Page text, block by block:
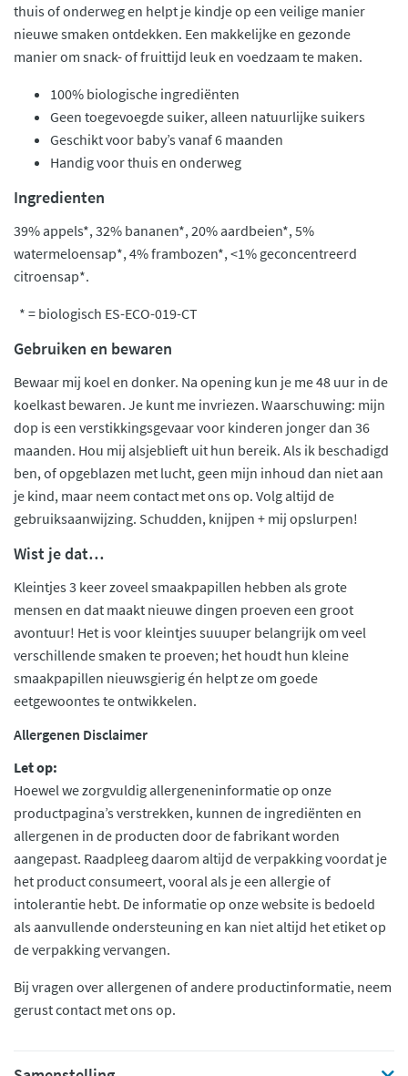
thuis of onderweg en helpt je kindje op een veilige manier
nieuwe smaken ontdekken. Een makkelijke en gezonde
manier om snack- of fruittijd leuk en voedzaam te maken.
100% biologische ingrediënten
Geen toegevoegde suiker, alleen natuurlijke suikers
Geschikt voor baby’s vanaf 6 maanden
Handig voor thuis en onderweg
Ingredienten
39% appels*, 32% bananen*, 20% aardbeien*, 5%
watermeloensap*, 4% frambozen*, <1% geconcentreerd
citroensap*.
* = biologisch ES-ECO-019-CT
Gebruiken en bewaren
Bewaar mij koel en donker. Na opening kun je me 48 uur in de
koelkast bewaren. Je kunt me invriezen. Waarschuwing: mijn
dop is een verstikkingsgevaar voor kinderen jonger dan 36
maanden. Hou mij alsjeblieft uit hun bereik. Als ik beschadigd
ben, of opgeblazen met lucht, geen mijn inhoud dan niet aan
je kind, maar neem contact met ons op. Volg altijd de
gebruiksaanwijzing. Schudden, knijpen + mij opslurpen!
Wist je dat…
Kleintjes 3 keer zoveel smaakpapillen hebben als grote
mensen en dat maakt nieuwe dingen proeven een groot
avontuur! Het is voor kleintjes suuuper belangrijk om veel
verschillende smaken te proeven; het houdt hun kleine
smaakpapillen nieuwsgierig én helpt ze om goede
eetgewoontes te ontwikkelen.
Allergenen Disclaimer
Let op:
Hoewel we zorgvuldig allergeneninformatie op onze
productpagina’s verstrekken, kunnen de ingrediënten en
allergenen in de producten door de fabrikant worden
aangepast. Raadpleeg daarom altijd de verpakking voordat je
het product consumeert, vooral als je een allergie of
intolerantie hebt. De informatie op onze website is bedoeld
als aanvullende ondersteuning en kan niet altijd het etiket op
de verpakking vervangen.
Bij vragen over allergenen of andere productinformatie, neem
gerust contact met ons op.